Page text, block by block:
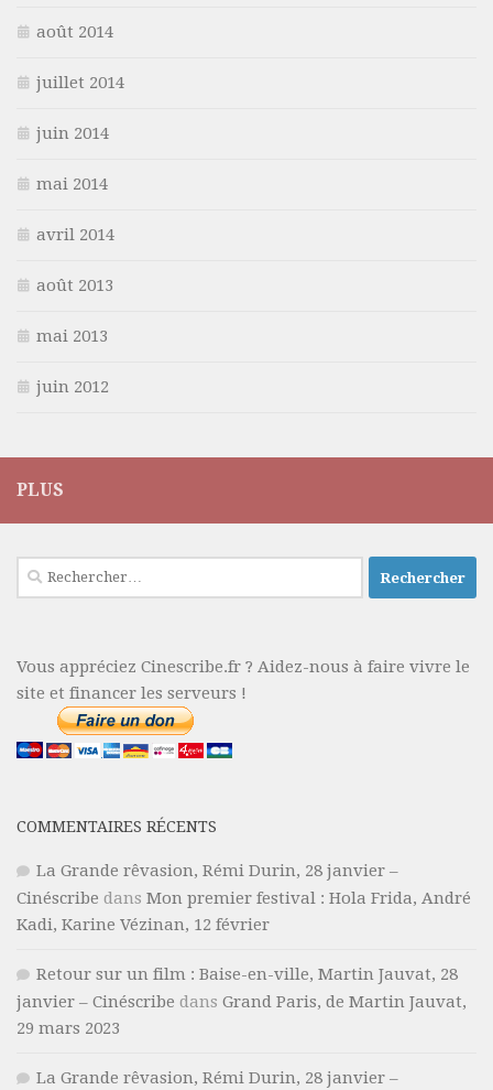
août 2014
juillet 2014
juin 2014
mai 2014
avril 2014
août 2013
mai 2013
juin 2012
PLUS
Rechercher :
Vous appréciez Cinescribe.fr ? Aidez-nous à faire vivre le
site et financer les serveurs !
COMMENTAIRES RÉCENTS
La Grande rêvasion, Rémi Durin, 28 janvier –
Cinéscribe dans Mon premier festival : Hola Frida, André
Kadi, Karine Vézinan, 12 février
Retour sur un film : Baise-en-ville, Martin Jauvat, 28
janvier – Cinéscribe dans Grand Paris, de Martin Jauvat,
29 mars 2023
La Grande rêvasion, Rémi Durin, 28 janvier –